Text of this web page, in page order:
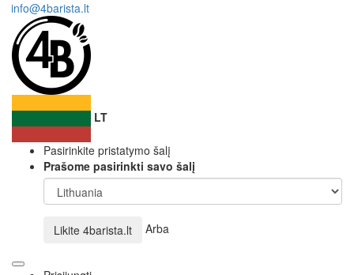
info@4barista.lt
LT
Pasirinkite pristatymo šalį
Prašome pasirinkti savo šalį
Likite 4barista.lt Arba